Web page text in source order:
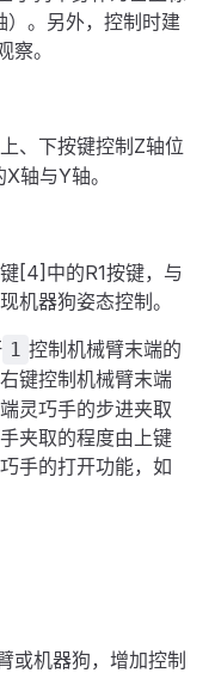
）。另外，控制时建
。
、下按键控制Z轴位
轴与Y轴。
[4]中的R1按键，与
机器狗姿态控制。
1 控制机械臂末端的
键控制机械臂末端
灵巧手的步进夹取
夹取的程度由上键
手的打开功能，如
或机器狗，增加控制